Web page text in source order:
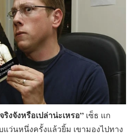
ริงจังหรือเปล่าน่ะเหรอ” เซ็ธ แก
ว่นหนึ่งครั้งแล้วยิ้ม เขามองไปทาง